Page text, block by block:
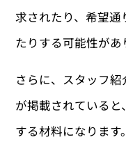
求されたり、希望
たりする可能性があ
さらに、スタッフ
が掲載されている
する材料になりま